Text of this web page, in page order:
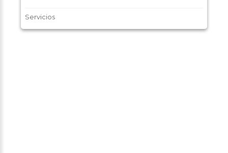
Servicios